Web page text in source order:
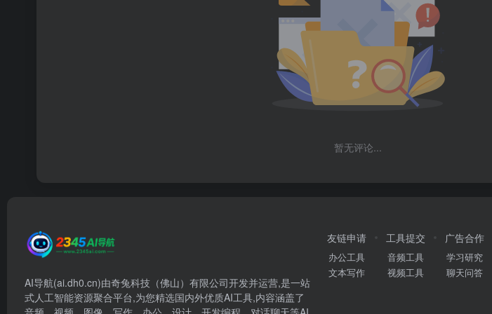
暂无评论...
AI导航(ai.dh0.cn)由奇兔科技（佛山）有限公司开发并运营,是一站
式人工智能资源聚合平台,为您精选国内外优质AI工具,内容涵盖了
友链申请
办公工具
文本写作
工具提交
音频工具
视频工具
广告合作
学习研究
聊天问答